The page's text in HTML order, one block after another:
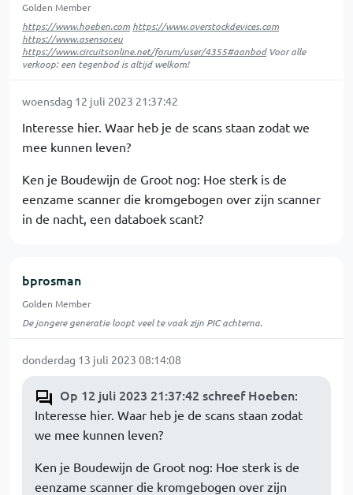
Golden Member
https://www.hoeben.com https://www.overstockdevices.com
https://www.asensor.eu
https://www.circuitsonline.net/forum/user/4355#aanbodVoor alle
verkoop: een tegenbod is altijd welkom!
woensdag 12 juli 2023 21:37:42
Interesse hier. Waar heb je de scans staan zodat we
mee kunnen leven?
Ken je Boudewijn de Groot nog: Hoe sterk is de
eenzame scanner die kromgebogen over zijn scanner
in de nacht, een databoek scant?
bprosman
Golden Member
De jongere generatie loopt veel te vaak zijn PIC achterna.
donderdag 13 juli 2023 08:14:08
Op 12 juli 2023 21:37:42 schreef Hoeben:
Interesse hier. Waar heb je de scans staan zodat
we mee kunnen leven?
Ken je Boudewijn de Groot nog: Hoe sterk is de
eenzame scanner die kromgebogen over zijn